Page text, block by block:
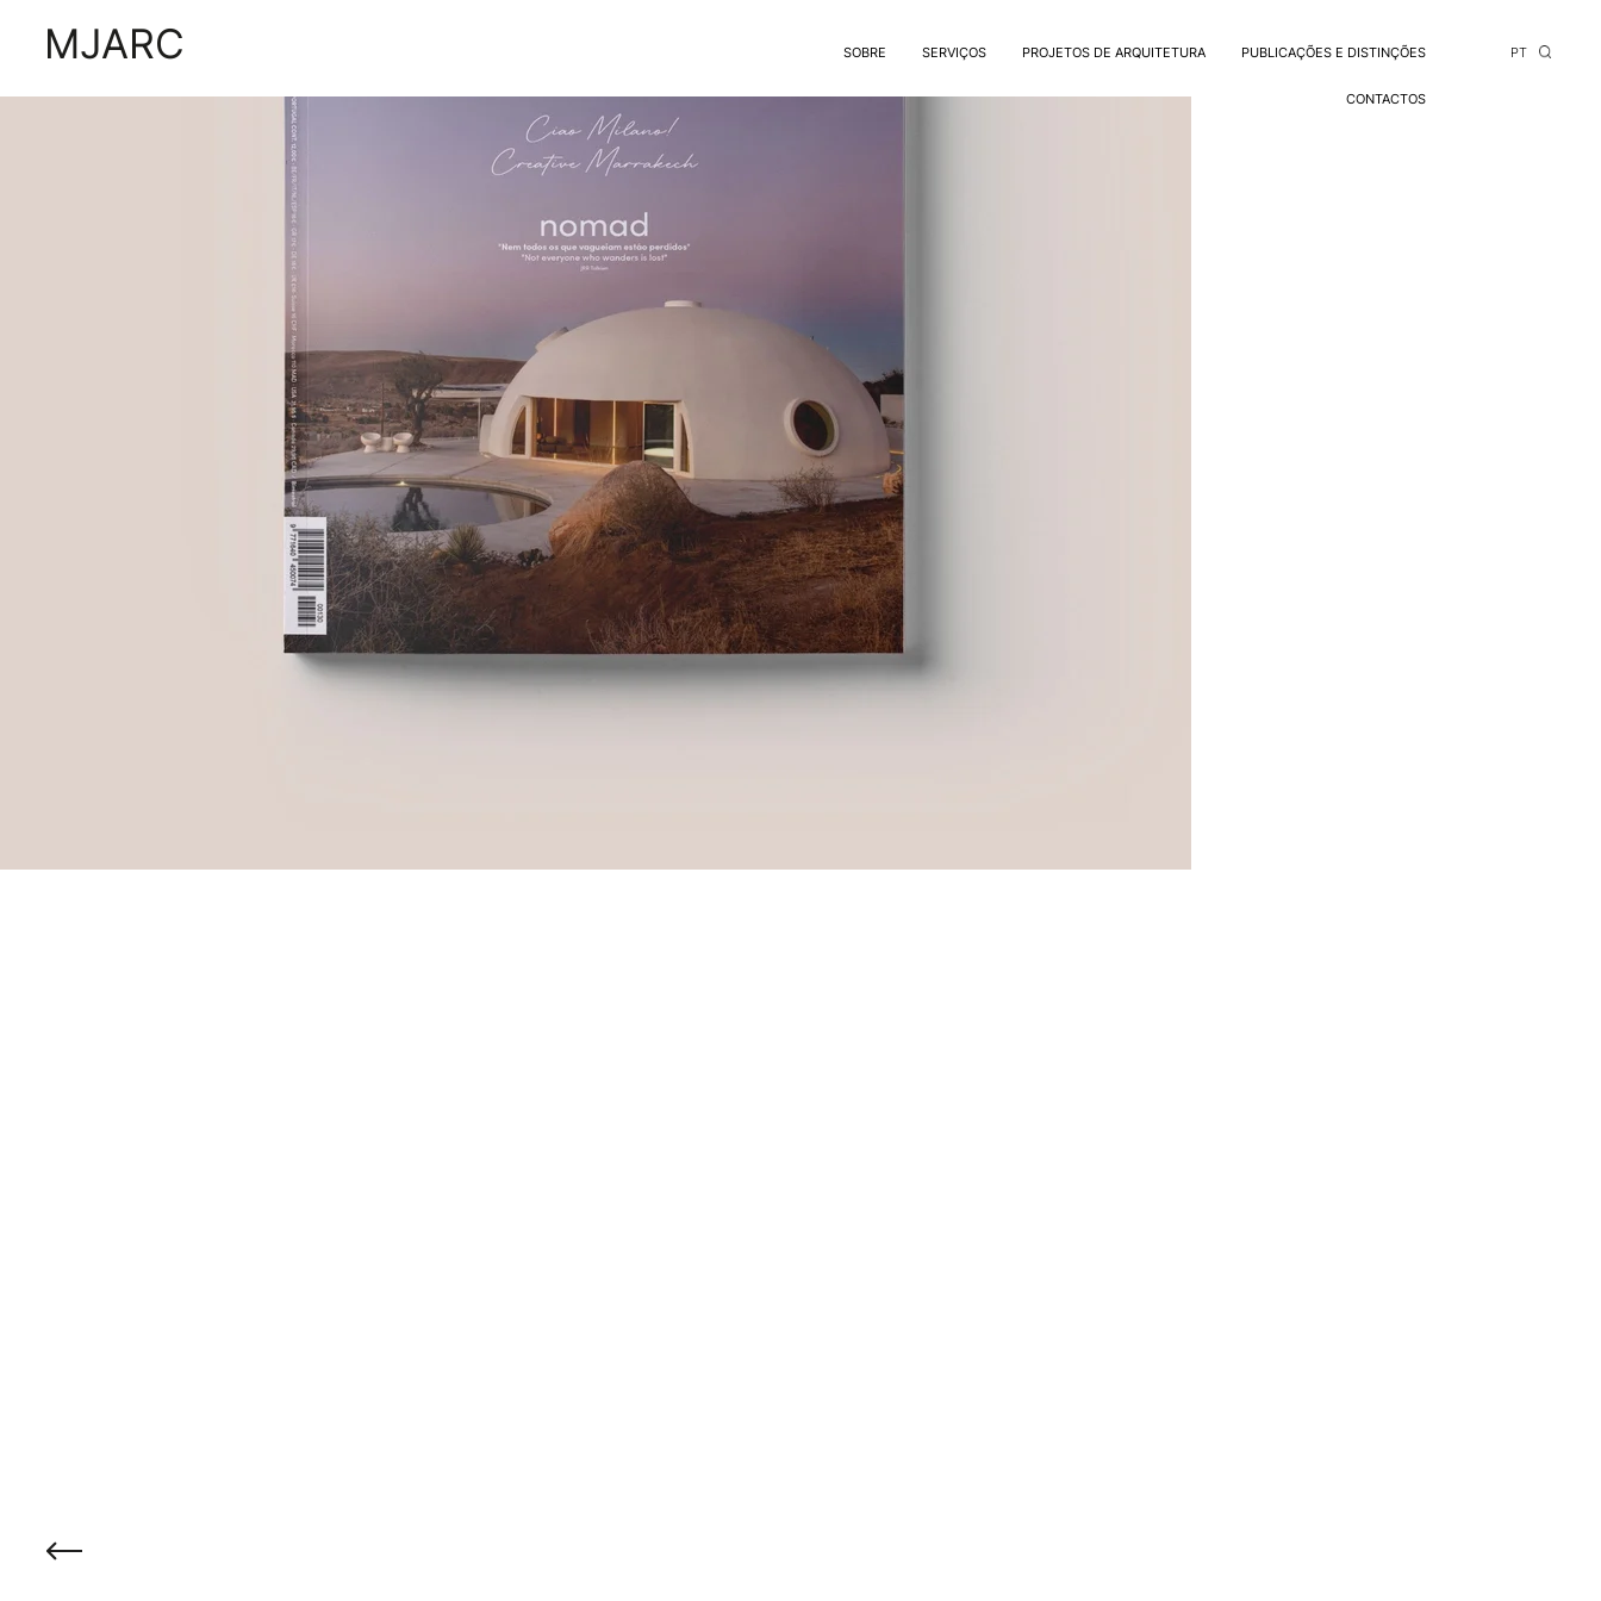
MJARC PT
SOBRE SERVIÇOS PROJETOS DE ARQUITETURA PUBLICAÇÕES E DISTINÇÕES
CONTACTOS